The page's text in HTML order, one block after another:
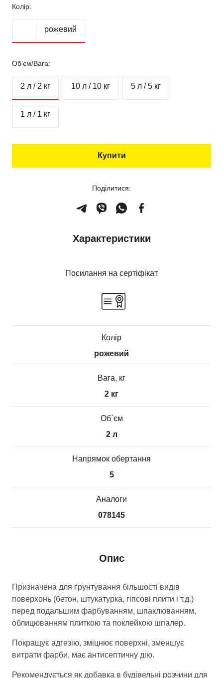
Колір:
рожевий
Об’єм/Вага:
2 л / 2 кг 10 л / 10 кг 5 л / 5 кг
1 л / 1 кг
Купити
Поділитися:
Характеристики
Посилання на сертіфікат
Колір
рожевий
Вага, кг
2 кг
Об`єм
2 л
Напрямок обертання
5
Аналоги
078145
Опис
Призначена для ґрунтування більшості видів
поверхонь (бетон, штукатурка, гіпсові плити і т.д.)
перед подальшим фарбуванням, шпаклюванням,
облицюванням плиткою та поклейкою шпалер.
Покращує адгезію, зміцнює поверхні, зменшує
витрати фарби, має антисептичну дію.
Рекомендується як добавка в будівельні розчини для